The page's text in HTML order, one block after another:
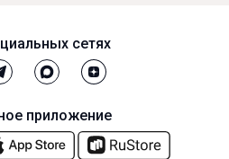
сетях
приложение